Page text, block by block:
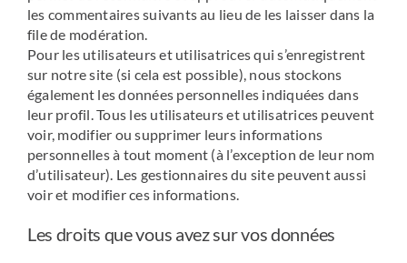
les commentaires suivants au lieu de les laisser dans la
file de modération.
Pour les utilisateurs et utilisatrices qui s’enregistrent
sur notre site (si cela est possible), nous stockons
également les données personnelles indiquées dans
leur profil. Tous les utilisateurs et utilisatrices peuvent
voir, modifier ou supprimer leurs informations
personnelles à tout moment (à l’exception de leur nom
d’utilisateur). Les gestionnaires du site peuvent aussi
voir et modifier ces informations.
Les droits que vous avez sur vos données